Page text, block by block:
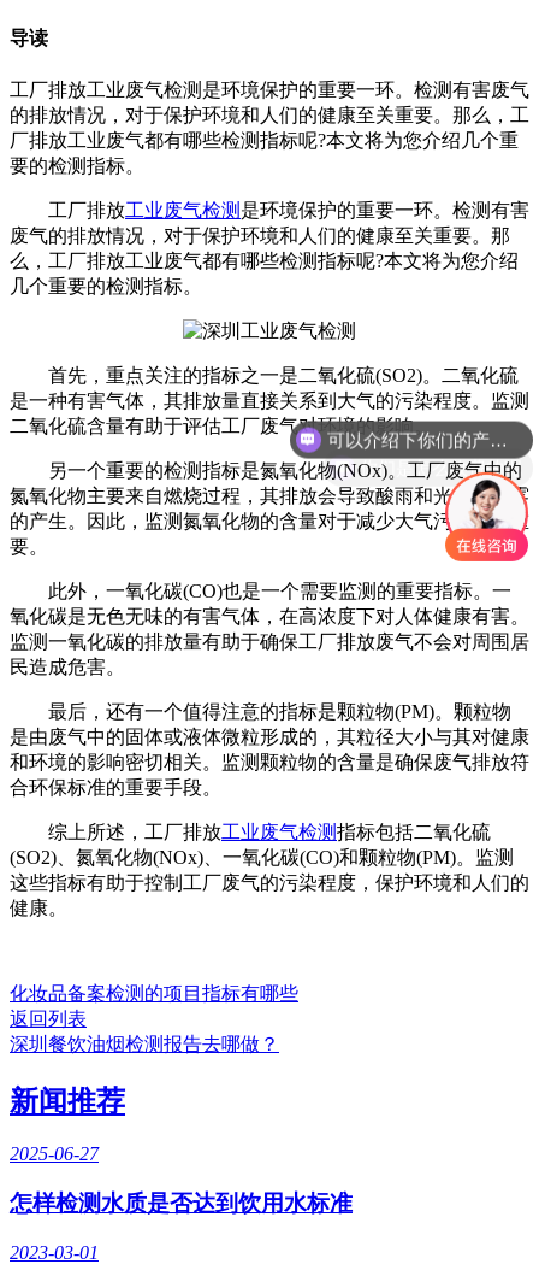
导读
工厂排放工业废气检测是环境保护的重要一环。检测有害废气
的排放情况，对于保护环境和人们的健康至关重要。那么，工
厂排放工业废气都有哪些检测指标呢?本文将为您介绍几个重
要的检测指标。
工厂排放工业废气检测 是环境保护的重要一环。检测有害
废气的排放情况，对于保护环境和人们的健康至关重要。那
么，工厂排放工业废气都有哪些检测指标呢?本文将为您介绍
几个重要的检测指标。
首先，重点关注的指标之一是二氧化硫(SO2)。二氧化硫
是一种有害气体，其排放量直接关系到大气的污染程度。监测
二氧化硫含量有助于评估工厂废气对环境的影响。
另一个重要的检测指标是氮氧化物(NOx)。工厂废气中的
氮氧化物主要来自燃烧过程，其排放会导致酸雨和光化学烟雾
的产生。因此，监测氮氧化物的含量对于减少大气污染至关重
要。
此外，一氧化碳(CO)也是一个需要监测的重要指标。一
氧化碳是无色无味的有害气体，在高浓度下对人体健康有害。
监测一氧化碳的排放量有助于确保工厂排放废气不会对周围居
民造成危害。
最后，还有一个值得注意的指标是颗粒物(PM)。颗粒物
是由废气中的固体或液体微粒形成的，其粒径大小与其对健康
和环境的影响密切相关。监测颗粒物的含量是确保废气排放符
合环保标准的重要手段。
综上所述，工厂排放工业废气检测指标包括二氧化硫
(SO2)、氮氧化物(NOx)、一氧化碳(CO)和颗粒物(PM)。监测
这些指标有助于控制工厂废气的污染程度，保护环境和人们的
健康。
化妆品备案检测的项目指标有哪些
返回列表
深圳餐饮油烟检测报告去哪做？
新闻推荐
2025-06-27
怎样检测水质是否达到饮用水标准
2023-03-01
可以介绍下你们的产品么
你们是怎么收费的呢